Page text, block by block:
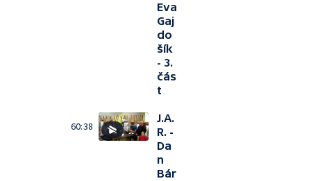
Eva
Gaj
do
šík
- 3.
čás
t
60:38
J.A.
R. -
Da
n
Bár